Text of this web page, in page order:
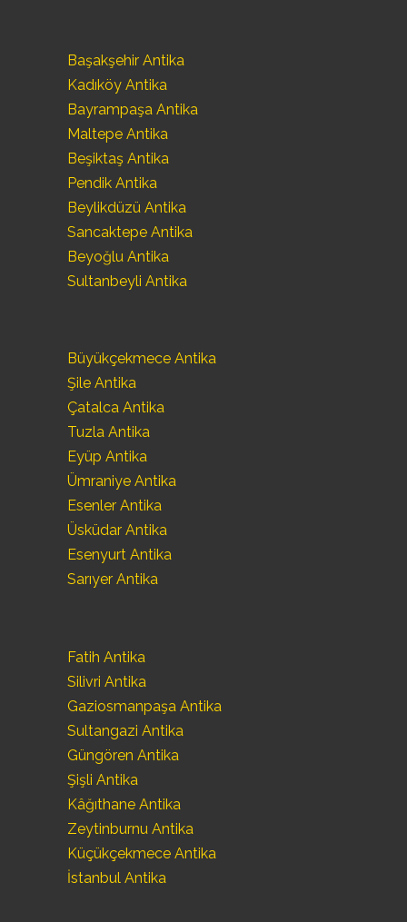
Başakşehir Antika
Kadıköy Antika
Bayrampaşa Antika
Maltepe Antika
Beşiktaş Antika
Pendik Antika
Beylikdüzü Antika
Sancaktepe Antika
Beyoğlu Antika
Sultanbeyli Antika
Büyükçekmece Antika
Şile Antika
Çatalca Antika
Tuzla Antika
Eyüp Antika
Ümraniye Antika
Esenler Antika
Üsküdar Antika
Esenyurt Antika
Sarıyer Antika
Fatih Antika
Silivri Antika
Gaziosmanpaşa Antika
Sultangazi Antika
Güngören Antika
Şişli Antika
Kâğıthane Antika
Zeytinburnu Antika
Küçükçekmece Antika
İstanbul Antika